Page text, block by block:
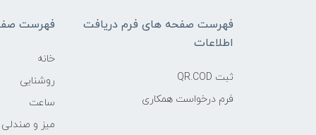
فهرست صفحه های فرم دریافت
اطلاعات
ثبت QR.COD
فرم درخواست همکاری
فهرست
خانه
روشنایی
ساعت
میز و صندلی